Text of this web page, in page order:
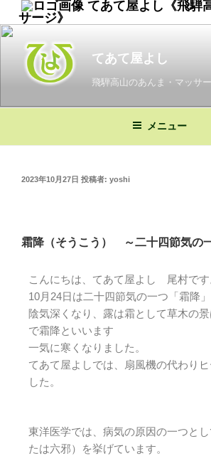
てあて屋よし《飛騨
サージ》
てあて屋よし
飛騨高山のあんま・マッサ
メニュー
2023年10月27日 投稿者: yoshi
霜降（そうこう） ～二十四節気の
こんにちは、てあて屋よし 尾村です
10月24日は二十四節気の一つ「霜降」
陰気深くなり、 露は霜として草木の
で霜降といいます
一気に寒くなりました。
てあて屋よしでは、扇風機の代わり
した。
東洋医学では、病気の原因の一つと
たは六邪）
を挙げています。